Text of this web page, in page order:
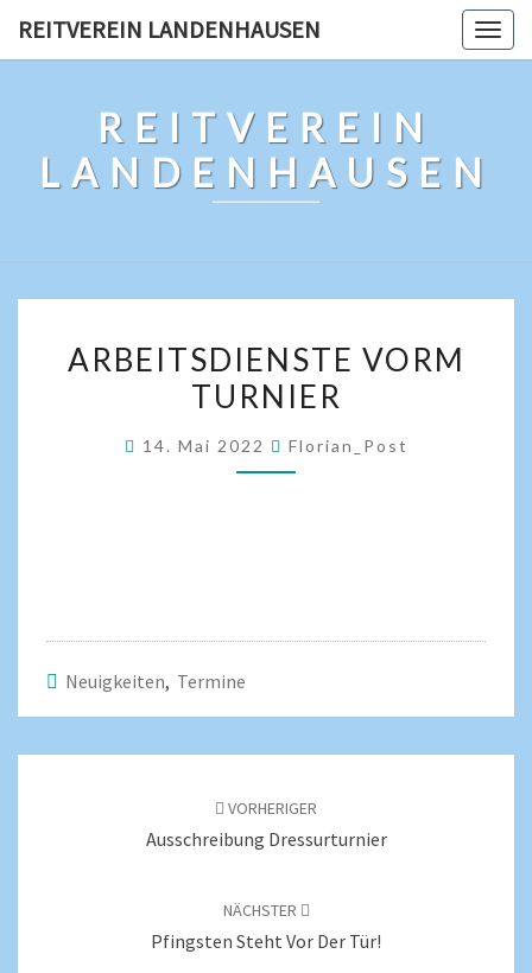
REITVEREIN LANDENHAUSEN
REITVEREIN
LANDENHAUSEN
ARBEITSDIENSTE VORM
TURNIER
14. Mai 2022 Florian_Post
Neuigkeiten, Termine
VORHERIGER
Ausschreibung Dressurturnier
NÄCHSTER
Pfingsten Steht Vor Der Tür!